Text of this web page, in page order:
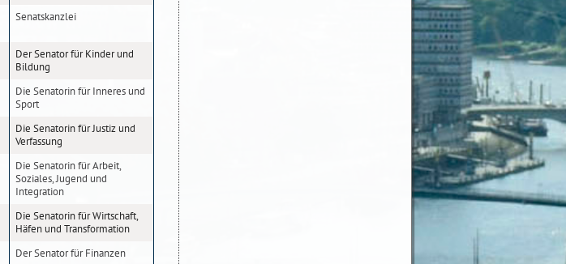
Senatskanzlei
Der Senator für Kinder und
Bildung
Die Senatorin für Inneres und
Sport
Die Senatorin für Justiz und
Verfassung
Die Senatorin für Arbeit,
Soziales, Jugend und
Integration
Die Senatorin für Wirtschaft,
Häfen und Transformation
Der Senator für Finanzen